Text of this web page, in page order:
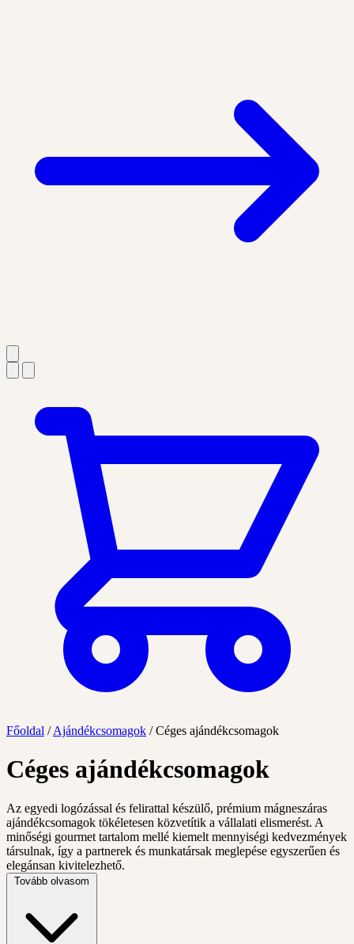
Főoldal / Ajándékcsomagok / Céges ajándékcsomagok
Céges ajándékcsomagok
Az egyedi logózással és felirattal készülő, prémium mágneszáras
ajándékcsomagok tökéletesen közvetítik a vállalati elismerést. A
minőségi gourmet tartalom mellé kiemelt mennyiségi kedvezmények
társulnak, így a partnerek és munkatársak meglepése egyszerűen és
elegánsan kivitelezhető.
Tovább olvasom